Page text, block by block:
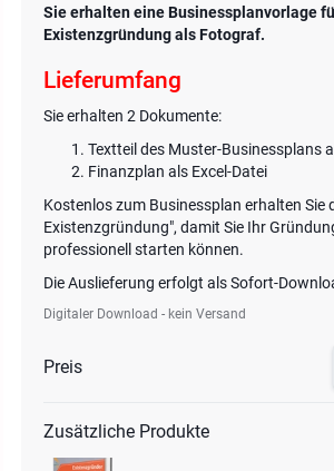
Sie erhalten eine Businessplanvorlage
Existenzgründung als Fotograf.
Lieferumfang
Sie erhalten 2 Dokumente:
Textteil des Muster-Businessplans
Finanzplan als Excel-Datei
Kostenlos zum Businessplan erhalten Sie
Existenzgründung", damit Sie Ihr
professionell starten können.
Die Auslieferung erfolgt als Sofort-
Digitaler Download - kein Versand
Preis
Zusätzliche Produkte